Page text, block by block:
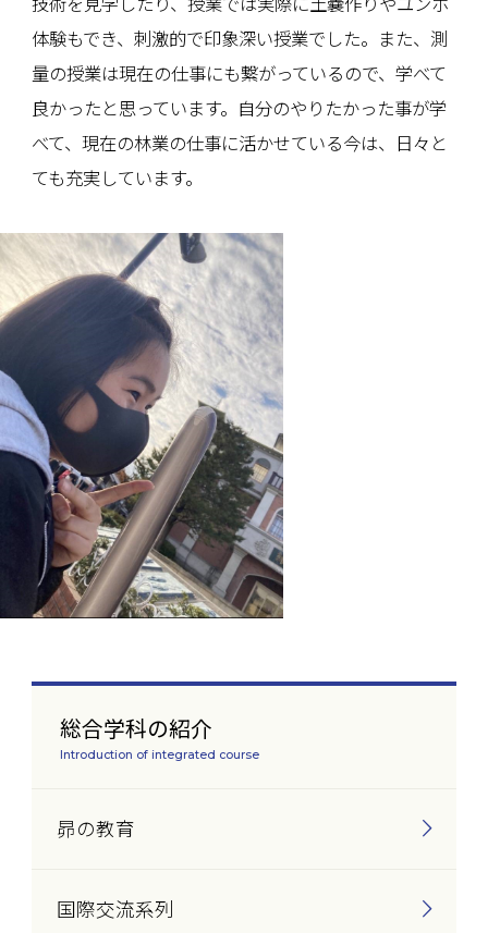
体験もでき、刺激的で印象深い授業でした。また、測
量の授業は現在の仕事にも繋がっているので、学べて
良かったと思っています。自分のやりたかった事が学
べて、現在の林業の仕事に活かせている今は、日々と
ても充実しています。
総合学科の紹介
Introduction of integrated course
昴の教育
国際交流系列